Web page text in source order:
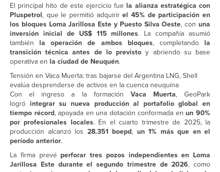
El principal hito de este ejercicio fue la alianza estratégica con
Pluspetrol, que le permitió adquirirel 45% de participación en
los bloques Loma Jarillosa Este y Puesto Silva Oeste, con una
inversión inicial de US$ 115 millones. La compañía asumió
también la operación de ambos bloques, completando la
transición técnica antes de lo previsto y abriendo su base
operativa en la ciudad de Neuquén.
Tensión en Vaca Muerta: tras bajarse del Argentina LNG, Shell
evalúa desprenderse de activos en la cuenca neuquina
Con el ingreso a la formación Vaca Muerta, GeoPark
logró integrar su nueva producción al portafolio global en
tiempo récord, apoyada en una dotación conformada en un 90%
por profesionales locales. En el cuarto trimestre de 2025, la
producción alcanzó los 28.351 boepd, un 1% más que en el
período anterior.
La firma prevé perforar tres pozos independientes en Loma
Jarillosa Este durante el segundo trimestre de 2026, como